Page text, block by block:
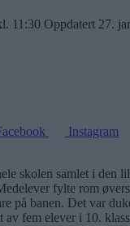
11:30 Oppdatert 27.
Instagram
skolen samlet i den
fylte rom
på banen. Det var
av fem elever i 10.